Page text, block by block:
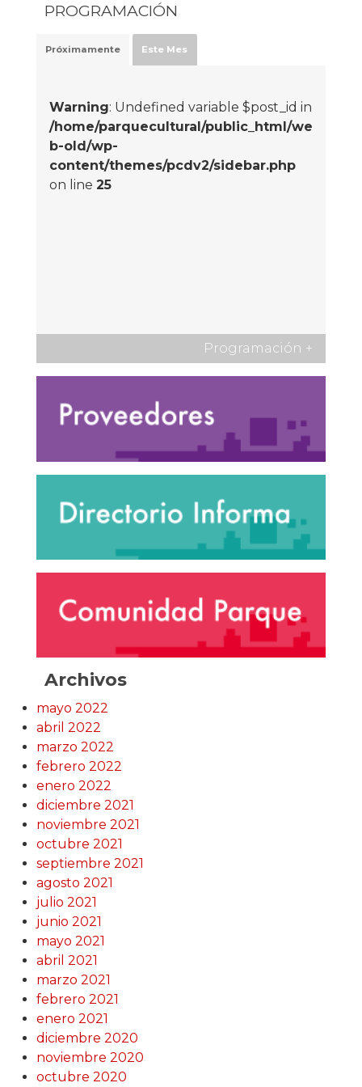
PROGRAMACIÓN
Próximamente Este Mes
Warning: Undefined variable $post_id in
/home/parquecultural/public_html/we
b-old/wp-
content/themes/pcdv2/sidebar.php
on line 25
Programación +
Archivos
mayo 2022
abril 2022
marzo 2022
febrero 2022
enero 2022
diciembre 2021
noviembre 2021
octubre 2021
septiembre 2021
agosto 2021
julio 2021
junio 2021
mayo 2021
abril 2021
marzo 2021
febrero 2021
enero 2021
diciembre 2020
noviembre 2020
octubre 2020